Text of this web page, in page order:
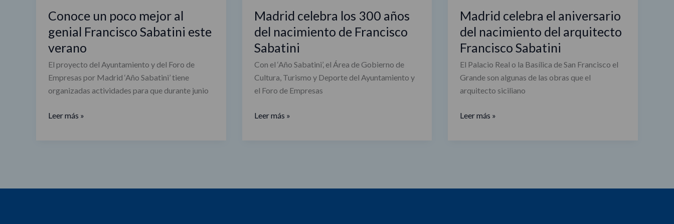
Conoce un poco mejor al
genial Francisco Sabatini este
verano
El proyecto del Ayuntamiento y del Foro de
Empresas por Madrid ‘Año Sabatini’ tiene
organizadas actividades para que durante junio
Leer más »
Madrid celebra los 300 años
del nacimiento de Francisco
Sabatini
Con el ‘Año Sabatini’, el Área de Gobierno de
Cultura, Turismo y Deporte del Ayuntamiento y
el Foro de Empresas
Leer más »
Madrid celebra el aniversario
del nacimiento del arquitecto
Francisco Sabatini
El Palacio Real o la Basílica de San Francisco el
Grande son algunas de las obras que el
arquitecto siciliano
Leer más »